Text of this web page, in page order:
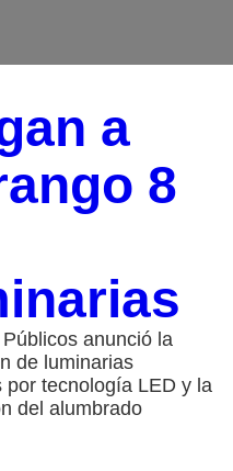
a
8
anunció la
de luminarias
por tecnología LED y la
del alumbrado